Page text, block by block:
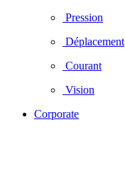
Pression
Déplacement
Courant
Vision
Corporate